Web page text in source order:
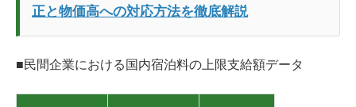
正と物価高への対応方法を徹底解説
■民間企業における国内宿泊料の上限支給額データ